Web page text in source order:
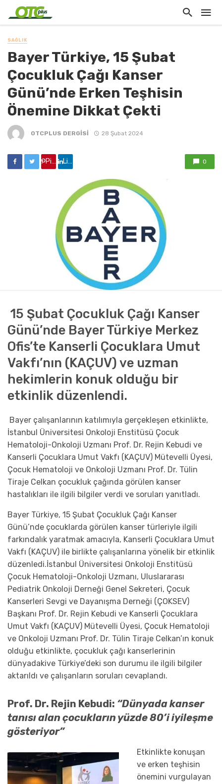
SAĞLIK
Bayer Türkiye, 15 Şubat
Çocukluk Çağı Kanser
Günü’nde Erken Teşhisin
Önemine Dikkat Çekti
OTCPLUS DERGİSİ 28 Şubat 2024
Pinterest'de paylaş Linkedin'de paylaş 0
15 Şubat Çocukluk Çağı Kanser
Günü’nde BayerTürkiye Merkez
Ofis’te Kanserli Çocuklara Umut
Vakfı’nın (KAÇUV) ve uzman
hekimlerin konuk olduğu bir
etkinlik düzenlendi.
Bayer çalışanlarının katılımıyla gerçekleşen etkinlikte,
İstanbul Üniversitesi Onkoloji Enstitüsü Çocuk
Hematoloji-Onkoloji Uzmanı Prof. Dr. Rejin Kebudi ve
Kanserli Çocuklara Umut Vakfı (KAÇUV) Mütevelli Üyesi,
Çocuk Hematoloji ve Onkoloji Uzmanı Prof. Dr. Tülin
Tiraje Celkan çocukluk çağında görülen kanser
hastalıkları ile ilgili bilgiler verdi ve soruları yanıtladı.
Bayer Türkiye, 15 Şubat Çocukluk Çağı Kanser
Günü’nde çocuklarda görülen kanser türleriyle ilgili
farkındalık yaratmak amacıyla, Kanserli Çocuklara Umut
Vakfı (KAÇUV) ile birlikte çalışanlarına yönelik bir etkinlik
düzenledi.İstanbul Üniversitesi Onkoloji Enstitüsü
Çocuk Hematoloji-Onkoloji Uzmanı, Uluslararası
Pediatrik Onkoloji Derneği Genel Sekreteri, Çocuk
Kanserleri Sevgi ve Dayanışma Derneği (ÇOKSEV)
Başkanı Prof. Dr. Rejin Kebudi ve Kanserli Çocuklara
Umut Vakfı (KAÇUV) Mütevelli Üyesi, Çocuk Hematoloji
ve Onkoloji Uzmanı Prof. Dr. Tülin Tiraje Celkan’ın konuk
olduğu etkinlikte, çocukluk çağı kanserlerinin
dünyadakive Türkiye’deki son durumu ile ilgili bilgiler
aktarıldı ve çalışanların soruları cevaplandı.
Prof. Dr. Rejin Kebudi: “Dünyada kanser
tanısı alan çocukların yüzde 80’i iyileşme
gösteriyor”
Etkinlikte konuşan
ve erken teşhisin
önemini vurgulayan